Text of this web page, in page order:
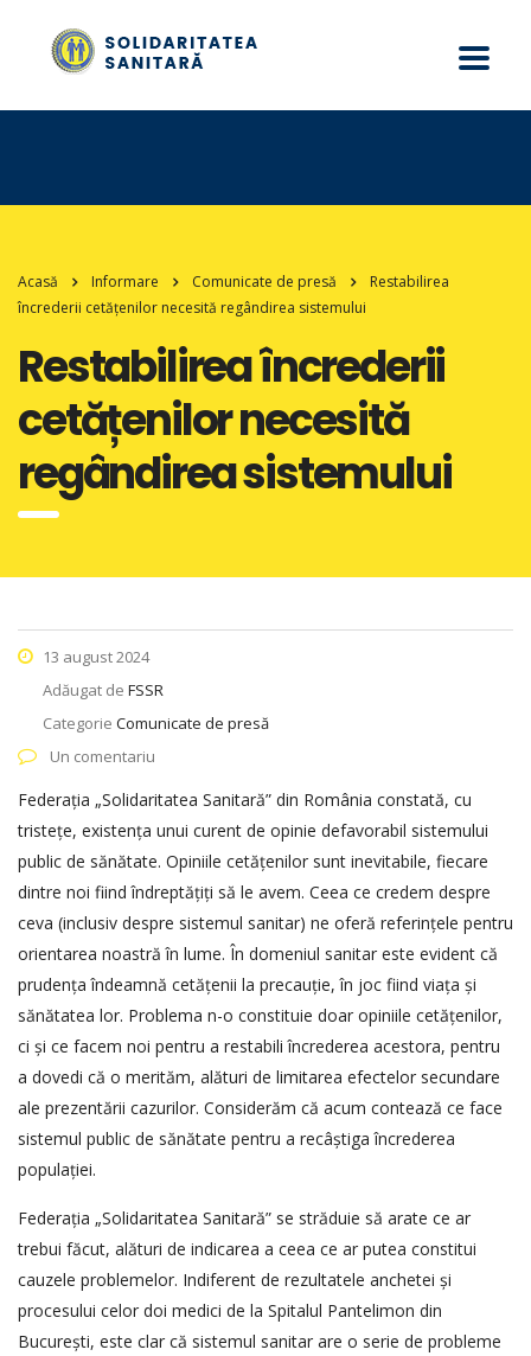
Acasă Informare Comunicate de presă
Restabilirea
încrederii cetățenilor necesită regândirea sistemului
Restabilirea încrederii
cetățenilor necesită
regândirea sistemului
13 august 2024
Adăugat de FSSR
Categorie Comunicate de presă
Un comentariu
Federația „Solidaritatea Sanitară” din România constată, cu
tristețe, existența unui curent de opinie defavorabil sistemului
public de sănătate. Opiniile cetățenilor sunt inevitabile, fiecare
dintre noi fiind îndreptățiți să le avem. Ceea ce credem despre
ceva (inclusiv despre sistemul sanitar) ne oferă referințele pentru
orientarea noastră în lume. În domeniul sanitar este evident că
prudența îndeamnă cetățenii la precauție, în joc fiind viața și
sănătatea lor. Problema n-o constituie doar opiniile cetățenilor,
ci și ce facem noi pentru a restabili încrederea acestora, pentru
a dovedi că o merităm, alături de limitarea efectelor secundare
ale prezentării cazurilor. Considerăm că acum contează ce face
sistemul public de sănătate pentru a recâștiga încrederea
populației.
Federația „Solidaritatea Sanitară” se străduie să arate ce ar
trebui făcut, alături de indicarea a ceea ce ar putea constitui
cauzele problemelor. Indiferent de rezultatele anchetei și
procesului celor doi medici de la Spitalul Pantelimon din
București, este clar că sistemul sanitar are o serie de probleme